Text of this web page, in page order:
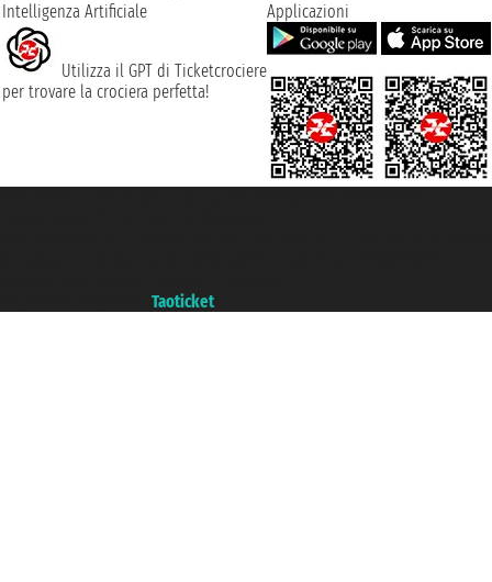
Intelligenza Artificiale
Utilizza il GPT di Ticketcrociere
per trovare la crociera perfetta!
Applicazioni
Taoticket